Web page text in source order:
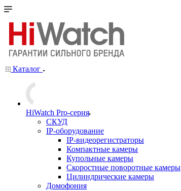
Каталог
HiWatch Pro-серия
CКУД
IP-оборудование
IP-видеорегистраторы
Компактные камеры
Купольные камеры
Скоростные поворотные камеры
Цилиндрические камеры
Домофония